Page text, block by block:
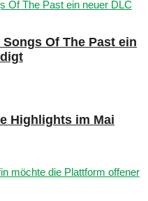
Of The Past ein
Highlights im Mai